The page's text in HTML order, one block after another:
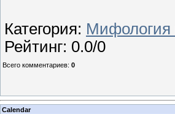
Категория: Мифология
Рейтинг: 0.0/0
Всего комментариев: 0
Calendar